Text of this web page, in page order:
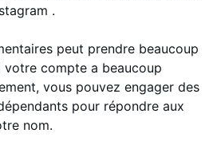
.
peut prendre beaucoup
compte a beaucoup
vous pouvez engager des
pour répondre aux
nom.